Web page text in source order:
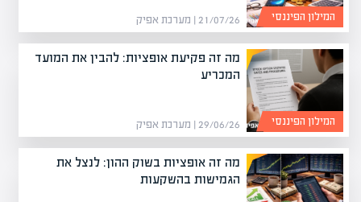
21/07/26 | מערכת אפיק המילון הפיננסי
מה זה פקיעת אופציות: להבין את המועד
המכריע
29/06/26 | מערכת אפיק המילון הפיננסי
מה זה אופציות בשוק ההון: לנצל את
הגמישות בהשקעות